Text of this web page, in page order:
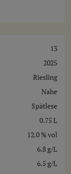
13
2025
Riesling
Nahe
Spätlese
0.75L
12.0 % vol
6.8 g/L
6.5 g/L